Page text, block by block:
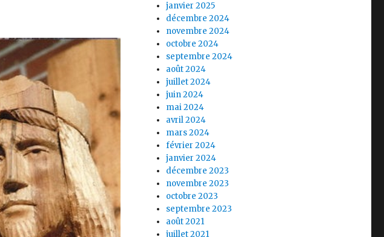
janvier 2025
décembre 2024
novembre 2024
octobre 2024
septembre 2024
août 2024
juillet 2024
juin 2024
mai 2024
avril 2024
mars 2024
février 2024
janvier 2024
décembre 2023
novembre 2023
octobre 2023
septembre 2023
août 2021
juillet 2021